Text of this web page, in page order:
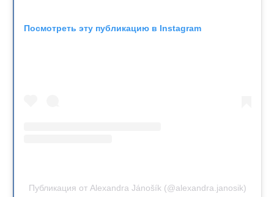
Посмотреть эту публикацию в Instagram
Публикация от Alexandra Jánošík (@alexandra.janosik)